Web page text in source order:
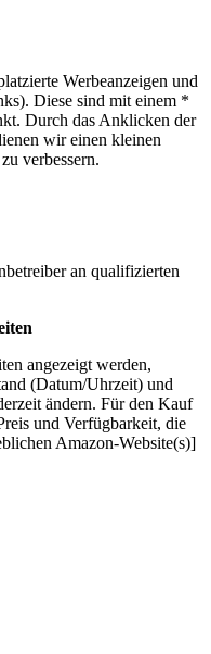
Werbeanzeigen und
Diese sind mit einem *
Durch das Anklicken der
wir einen kleinen
verbessern.
an qualifizierten
angezeigt werden,
(Datum/Uhrzeit) und
ändern. Für den Kauf
und Verfügbarkeit, die
Amazon-Website(s)]